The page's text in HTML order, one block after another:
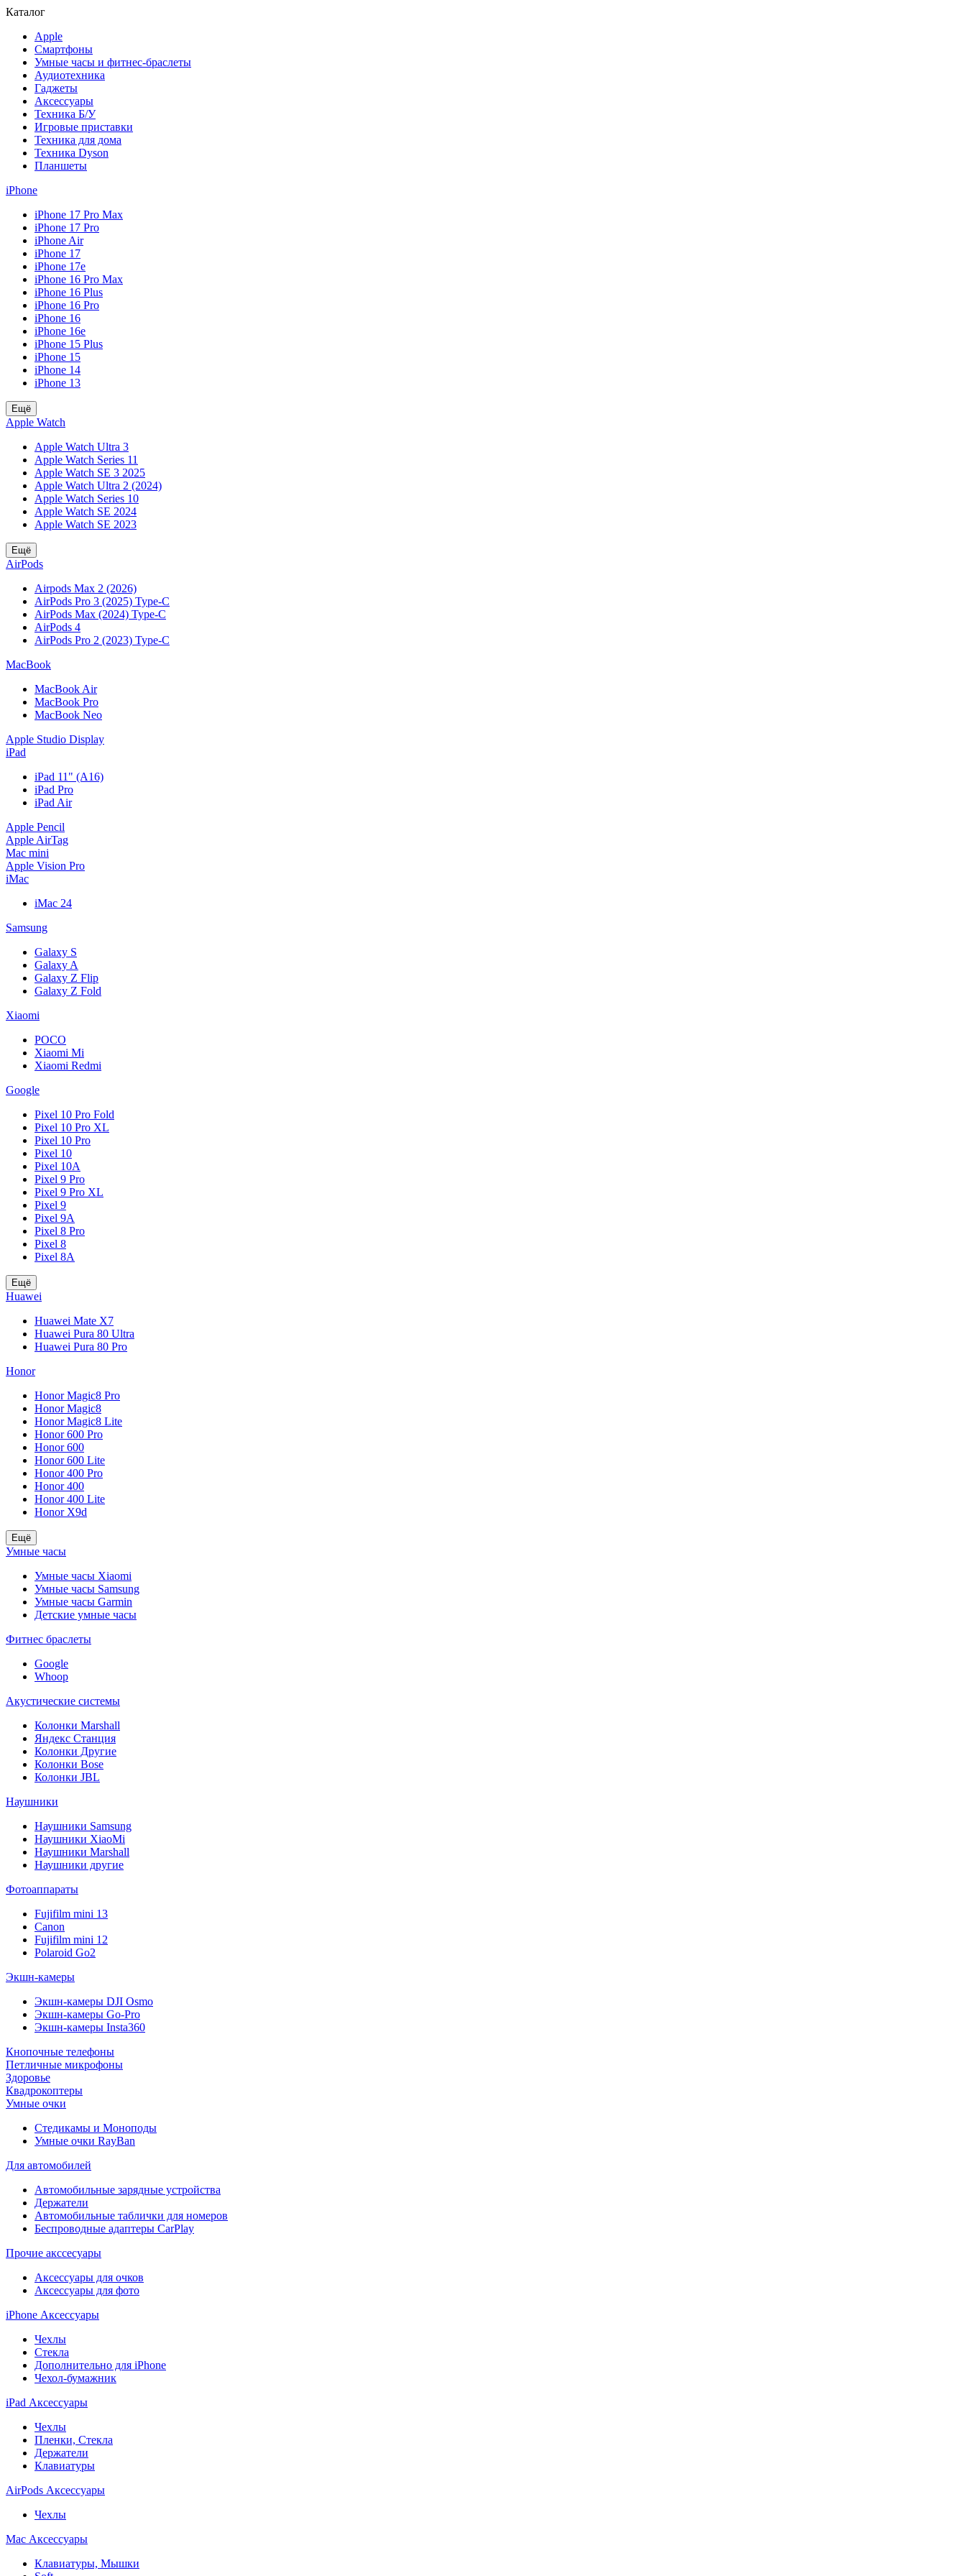
Каталог
Apple
Смартфоны
Умные часы и фитнес-браслеты
Аудиотехника
Гаджеты
Аксессуары
Техника Б/У
Игровые приставки
Техника для дома
Техника Dyson
Планшеты
iPhone
iPhone 17 Pro Max
iPhone 17 Pro
iPhone Air
iPhone 17
iPhone 17e
iPhone 16 Pro Max
iPhone 16 Plus
iPhone 16 Pro
iPhone 16
iPhone 16e
iPhone 15 Plus
iPhone 15
iPhone 14
iPhone 13
Ещё
Apple Watch
Apple Watch Ultra 3
Apple Watch Series 11
Apple Watch SE 3 2025
Apple Watch Ultra 2 (2024)
Apple Watch Series 10
Apple Watch SE 2024
Apple Watch SE 2023
Ещё
AirPods
Airpods Max 2 (2026)
AirPods Pro 3 (2025) Type-C
AirPods Max (2024) Type-C
AirPods 4
AirPods Pro 2 (2023) Type-C
MacBook
MacBook Air
MacBook Pro
MacBook Neo
Apple Studio Display
iPad
iPad 11" (A16)
iPad Pro
iPad Air
Apple Pencil
Apple AirTag
Mac mini
Apple Vision Pro
iMac
iMac 24
Samsung
Galaxy S
Galaxy A
Galaxy Z Flip
Galaxy Z Fold
Xiaomi
POCO
Xiaomi Mi
Xiaomi Redmi
Google
Pixel 10 Pro Fold
Pixel 10 Pro XL
Pixel 10 Pro
Pixel 10
Pixel 10A
Pixel 9 Pro
Pixel 9 Pro XL
Pixel 9
Pixel 9A
Pixel 8 Pro
Pixel 8
Pixel 8A
Ещё
Huawei
Huawei Mate X7
Huawei Pura 80 Ultra
Huawei Pura 80 Pro
Honor
Honor Magic8 Pro
Honor Magic8
Honor Magic8 Lite
Honor 600 Pro
Honor 600
Honor 600 Lite
Honor 400 Pro
Honor 400
Honor 400 Lite
Honor X9d
Ещё
Умные часы
Умные часы Xiaomi
Умные часы Samsung
Умные часы Garmin
Детские умные часы
Фитнес браслеты
Google
Whoop
Акустические системы
Колонки Marshall
Яндекс Станция
Колонки Другие
Колонки Bose
Колонки JBL
Наушники
Наушники Samsung
Наушники XiaoMi
Наушники Marshall
Наушники другие
Фотоаппараты
Fujifilm mini 13
Canon
Fujifilm mini 12
Polaroid Go2
Экшн-камеры
Экшн-камеры DJI Osmo
Экшн-камеры Go-Pro
Экшн-камеры Insta360
Кнопочные телефоны
Петличные микрофоны
Здоровье
Квадрокоптеры
Умные очки
Стедикамы и Моноподы
Умные очки RayBan
Для автомобилей
Автомобильные зарядные устройства
Держатели
Автомобильные таблички для номеров
Беспроводные адаптеры CarPlay
Прочие акссесуары
Аксессуары для очков
Аксессуары для фото
iPhone Аксессуары
Чехлы
Стекла
Дополнительно для iPhone
Чехол-бумажник
iPad Аксессуары
Чехлы
Пленки, Стекла
Держатели
Клавиатуры
AirPods Аксессуары
Чехлы
Mac Аксессуары
Клавиатуры, Мышки